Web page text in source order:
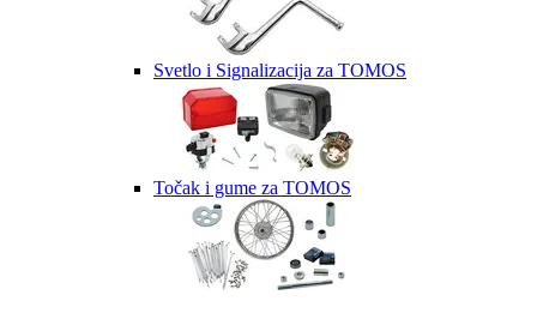
Svetlo i Signalizacija za TOMOS
Točak i gume za TOMOS